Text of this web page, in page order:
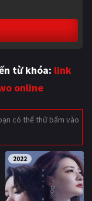
Hình sự
Tài liệu
từ khóa: link
online
có thể thử bấm vào
2022